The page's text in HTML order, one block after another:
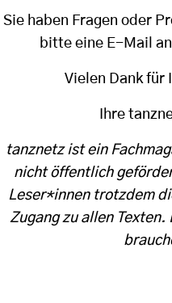
Sie haben Fragen oder
bitte eine E-Mail an
Vielen Dank für
Ihre
tanznetz ist ein
nicht öffentlich
Leser*innen trotzdem
Zugang zu allen